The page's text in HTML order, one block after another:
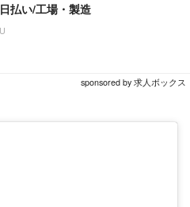
払い/工場・製造
sponsored by 求人ボックス